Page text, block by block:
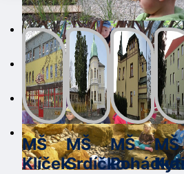
MŠ
Klíček
MŠ
Srdíčko
MŠ
Pohádka
MŠ